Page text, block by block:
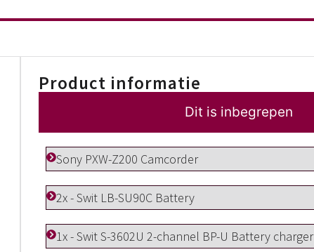
Product informatie
Dit is inbegrepen
Sony PXW-Z200 Camcorder
2x - Swit LB-SU90C Battery
1x - Swit S-3602U 2-channel BP-U Battery charger